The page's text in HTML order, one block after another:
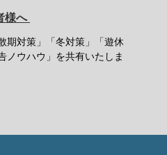
様へ
期対策」「冬対策」「遊休
ノウハウ」を共有いたしま